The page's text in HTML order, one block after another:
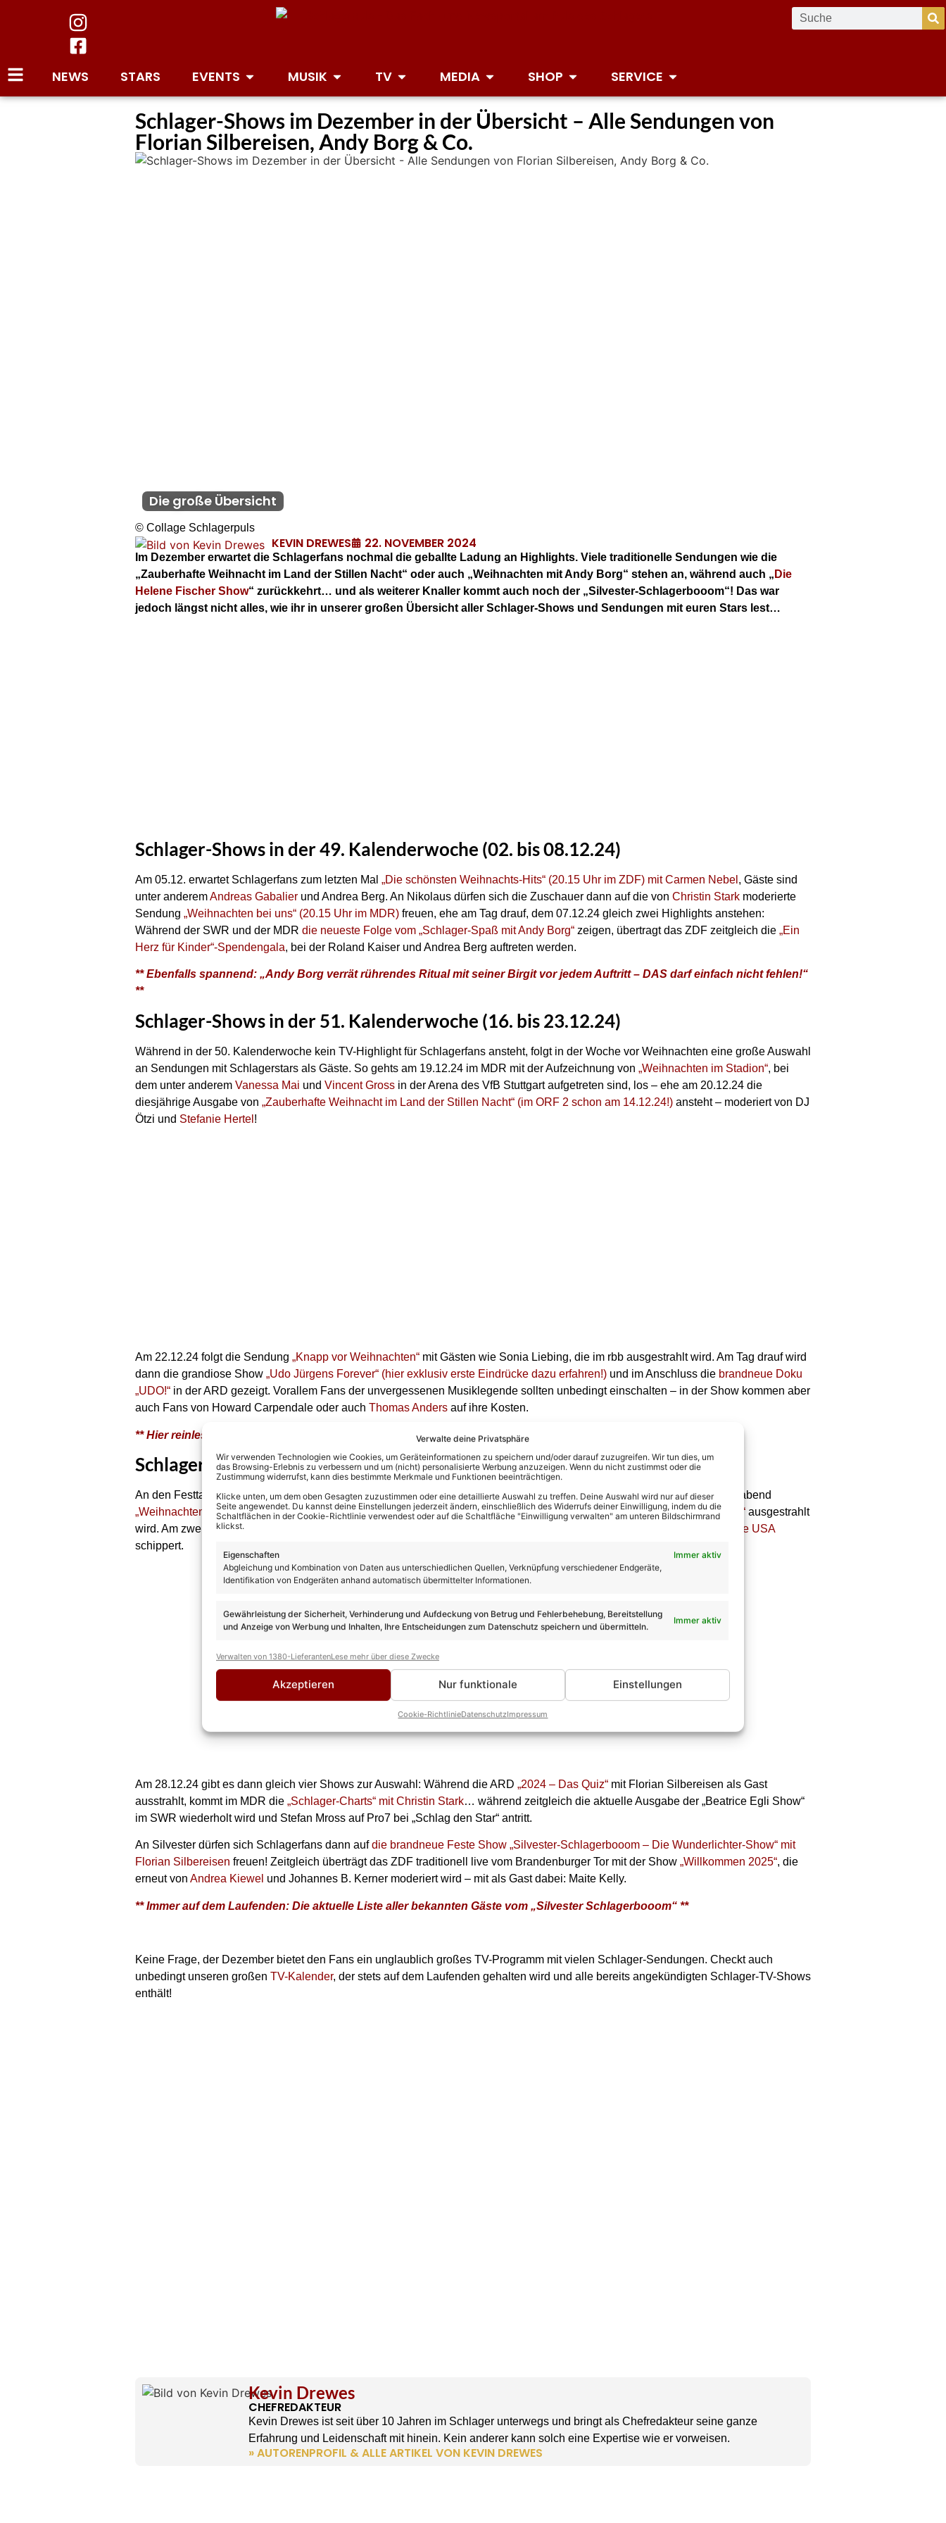
Verwalte deine Privatsphäre
Wir verwenden Technologien wie Cookies, um Geräteinformationen zu speichern und/oder darauf zuzugreifen. Wir tun dies, um
das Browsing-Erlebnis zu verbessern und um (nicht) personalisierte Werbung anzuzeigen. Wenn du nicht zustimmst oder die
Zustimmung widerrufst, kann dies bestimmte Merkmale und Funktionen beeinträchtigen.
Klicke unten, um dem oben Gesagten zuzustimmen oder eine detaillierte Auswahl zu treffen. Deine Auswahl wird nur auf dieser
Seite angewendet. Du kannst deine Einstellungen jederzeit ändern, einschließlich des Widerrufs deiner Einwilligung, indem du die
Schaltflächen in der Cookie-Richtlinie verwendest oder auf die Schaltfläche "Einwilligung verwalten" am unteren Bildschirmrand
klickst.
Eigenschaften
Immer aktiv
Abgleichung und Kombination von Daten aus unterschiedlichen Quellen, Verknüpfung verschiedener Endgeräte,
Identifikation von Endgeräten anhand automatisch übermittelter Informationen.
Gewährleistung der Sicherheit, Verhinderung und Aufdeckung von Betrug und Fehlerbehebung, Bereitstellung
und Anzeige von Werbung und Inhalten, Ihre Entscheidungen zum Datenschutz speichern und übermitteln.
Immer aktiv
Verwalten von 1380-LieferantenLese mehr über diese Zwecke
Akzeptieren Nur funktionale Einstellungen
Cookie-RichtlinieDatenschutzImpressum
NEWS STARS EVENTS MUSIK TV MEDIA SHOP SERVICE
Schlager-Shows im Dezember in der Übersicht – Alle Sendungen von
Florian Silbereisen, Andy Borg & Co.
Die große Übersicht
© Collage Schlagerpuls
KEVIN DREWES 22. NOVEMBER 2024
Im Dezember erwartet die Schlagerfans nochmal die geballte Ladung an Highlights. Viele traditionelle Sendungen wie die
„Zauberhafte Weihnacht im Land der Stillen Nacht“ oder auch „Weihnachten mit Andy Borg“ stehen an, während auch „ Die
Helene Fischer Show“ zurückkehrt… und als weiterer Knaller kommt auch noch der „Silvester-Schlagerbooom“! Das war
jedoch längst nicht alles, wie ihr in unserer großen Übersicht aller Schlager-Shows und Sendungen mit euren Stars lest…
Schlager-Shows in der 49. Kalenderwoche (02. bis 08.12.24)
Am 05.12. erwartet Schlagerfans zum letzten Mal „Die schönsten Weihnachts-Hits“ (20.15 Uhr im ZDF) mit Carmen Nebel , Gäste sind
unter anderemAndreas Gabalier und Andrea Berg. An Nikolaus dürfen sich die Zuschauer dann auf die von Christin Stark moderierte
Sendung „Weihnachten bei uns“ (20.15 Uhr im MDR) freuen, ehe am Tag drauf, dem 07.12.24 gleich zwei Highlights anstehen:
Während der SWR und der MDR die neueste Folge vom „Schlager-Spaß mit Andy Borg“ zeigen, übertragt das ZDF zeitgleich die „Ein
Herz für Kinder“-Spendengala, bei der Roland Kaiser und Andrea Berg auftreten werden.
** Ebenfalls spannend: „Andy Borg verrät rührendes Ritual mit seiner Birgit vor jedem Auftritt – DAS darf einfach nicht fehlen!“
**
Schlager-Shows in der 51. Kalenderwoche (16. bis 23.12.24)
Während in der 50. Kalenderwoche kein TV-Highlight für Schlagerfans ansteht, folgt in der Woche vor Weihnachten eine große Auswahl
an Sendungen mit Schlagerstars als Gäste. So gehts am 19.12.24 im MDR mit der Aufzeichnung von „Weihnachten im Stadion“, bei
dem unter anderem Vanessa Mai und Vincent Gross in der Arena des VfB Stuttgart aufgetreten sind, los – ehe am 20.12.24 die
diesjährige Ausgabe von „Zauberhafte Weihnacht im Land der Stillen Nacht“ (im ORF 2 schon am 14.12.24!) ansteht – moderiert von DJ
Ötzi und Stefanie Hertel !
Am 22.12.24 folgt die Sendung „Knapp vor Weihnachten“ mit Gästen wie Sonia Liebing, die im rbb ausgestrahlt wird. Am Tag drauf wird
dann die grandiose Show „Udo Jürgens Forever“ (hier exklusiv erste Eindrücke dazu erfahren!) und im Anschluss die brandneue Doku
„UDO!“ in der ARD gezeigt. Vorallem Fans der unvergessenen Musiklegende sollten unbedingt einschalten – in der Show kommen aber
auch Fans von Howard Carpendale oder auch Thomas Anders auf ihre Kosten.
** Hier reinlesen: „Macher der Doku “UDO!” versprechen neue Perspektiven auf die Musiklegende“ **
Schlager-Shows in der 52. Kalenderwoche (24. bis 31.12.24)
An den Festtagen bis zu Silvester gibt es nochmal einige absolute Highlights. So zeigen der SWR und der MDR an Heiligabend
„Weihnachten mit Andy Borg“, während am ersten Weihnachtstag im ZDF dieneueste Ausgabe der „Helene Fischer Show“ ausgestrahlt
wird. Am zweiten Weihnachtstag ist es dann ihr Ex Florian Silbereisen, der mit dem „
Traumschiff“ nach Hudson Valley in die USA
schippert.
Am 28.12.24 gibt es dann gleich vier Shows zur Auswahl: Während die ARD „2024 – Das Quiz“ mit Florian Silbereisen als Gast
ausstrahlt, kommt im MDR die „Schlager-Charts“ mit Christin Stark… während zeitgleich die aktuelle Ausgabe der „Beatrice Egli Show“
im SWR wiederholt wird und Stefan Mross auf Pro7 bei „Schlag den Star“ antritt.
An Silvester dürfen sich Schlagerfans dann aufdie brandneue Feste Show „Silvester-Schlagerbooom – Die Wunderlichter-Show“ mit
Florian Silbereisen freuen! Zeitgleich überträgt das ZDF traditionell live vom Brandenburger Tor mit der Show „Willkommen 2025“, die
erneut von Andrea Kiewel und Johannes B. Kerner moderiert wird – mit als Gast dabei: Maite Kelly.
** Immer auf dem Laufenden: Die aktuelle Liste aller bekannten Gäste vom „Silvester Schlagerbooom“ **
Keine Frage, der Dezember bietet den Fans ein unglaublich großes TV-Programm mit vielen Schlager-Sendungen. Checkt auch
unbedingt unseren großen TV-Kalender, der stets auf dem Laufenden gehalten wird und alle bereits angekündigten Schlager-TV-Shows
enthält!
Kevin Drewes
CHEFREDAKTEUR
Kevin Drewes ist seit über 10 Jahren im Schlager unterwegs und bringt als Chefredakteur seine ganze
Erfahrung und Leidenschaft mit hinein. Kein anderer kann solch eine Expertise wie er vorweisen.
» AUTORENPROFIL & ALLE ARTIKEL VON KEVIN DREWES